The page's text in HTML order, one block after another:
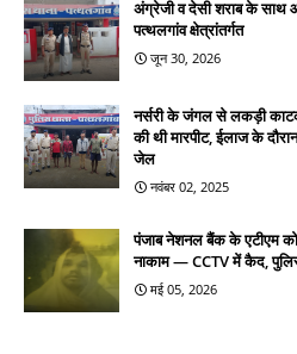
अंग्रेजी व देसी शराब के साथ
पत्थलगांव क्षेत्रांतर्गत
जून 30, 2026
नर्सरी के जंगल से लकड़ी
की थी मारपीट, ईलाज के
जेल
नवंबर 02, 2025
पंजाब नेशनल बैंक के एटीएम को
नाकाम — CCTV में कैद,
मई 05, 2026